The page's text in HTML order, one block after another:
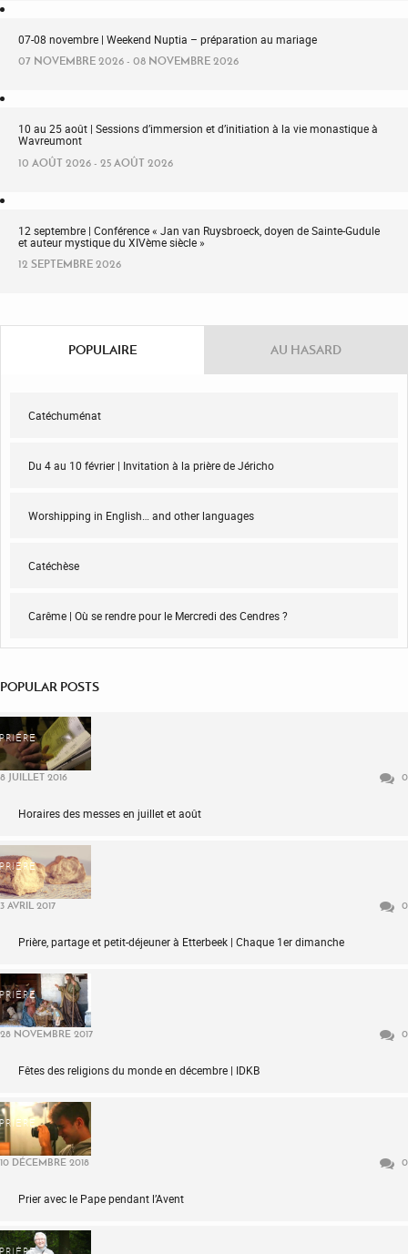
07-08 novembre | Weekend Nuptia – préparation au mariage
07 NOVEMBRE 2026 - 08 NOVEMBRE 2026
10 au 25 août | Sessions d’immersion et d’initiation à la vie monastique à
Wavreumont
10 AOÛT 2026 - 25 AOÛT 2026
12 septembre | Conférence « Jan van Ruysbroeck, doyen de Sainte-Gudule
et auteur mystique du XIVème siècle »
12 SEPTEMBRE 2026
POPULAIRE AU HASARD
Catéchuménat
Du 4 au 10 février | Invitation à la prière de Jéricho
Worshipping in English… and other languages
Catéchèse
Carême | Où se rendre pour le Mercredi des Cendres ?
POPULAR POSTS
PRIÈRE
8 JUILLET 2016 0
Horaires des messes en juillet et août
PRIÈRE
3 AVRIL 2017 0
Prière, partage et petit-déjeuner à Etterbeek | Chaque 1er dimanche
PRIÈRE
28 NOVEMBRE 2017 0
Fêtes des religions du monde en décembre | IDKB
PRIÈRE
10 DÉCEMBRE 2018 0
Prier avec le Pape pendant l’Avent